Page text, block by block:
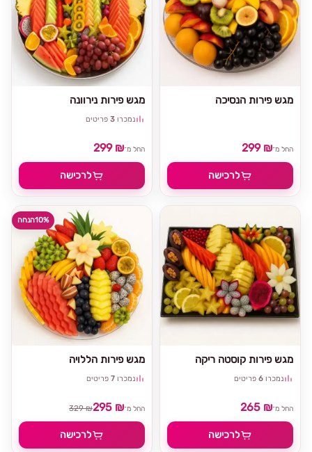
מגש פירות נירוונה
נמכרו 3 פריטים
החל מ־299 ₪
לרכישה
מגש פירות הנסיכה
החל מ־299 ₪
לרכישה
10%הנחה
מגש פירות הללויה
נמכרו 7 פריטים
החל מ־295 ₪
329 ₪
לרכישה
מגש פירות קוסטה ריקה
נמכרו 6 פריטים
החל מ־265 ₪
לרכישה